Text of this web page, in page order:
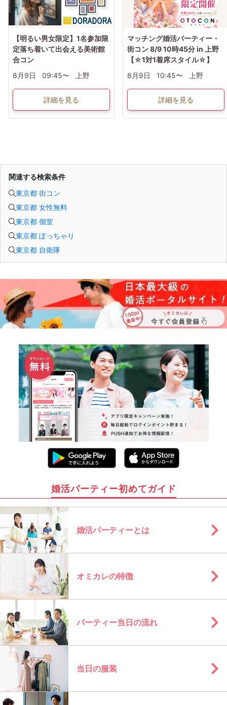
【明るい男女限定】1名参加限
定落ち着いて出会える美術館
合コン
8月9日
09:45〜 上野
詳細を見る
マッチング婚活パーティー・
街コン 8/9 10時45分 in 上野
【☆1対1着席スタイル☆】
8月9日
10:45〜 上野
詳細を見る
関連する検索条件
東京都 街コン
東京都 女性無料
東京都 個室
東京都 ぽっちゃり
東京都 自衛隊
婚活パーティー初めてガイド
婚活パーティーとは
オミカレの特徴
パーティー当日の流れ
当日の服装